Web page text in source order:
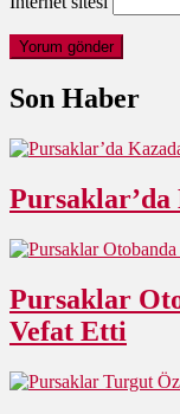
Son Haber
Pursaklar’da
Pursaklar
Vefat Etti